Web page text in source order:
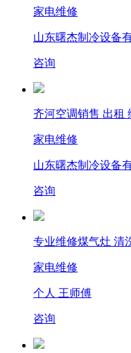
家电维修
山东曙杰制冷设备
咨询
齐河空调销售 出租
家电维修
山东曙杰制冷设备
咨询
专业维修煤气灶 清
家电维修
个人 王师傅
咨询